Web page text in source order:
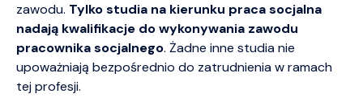
zawodu. Tylko studia na kierunku praca socjalna
nadają kwalifikacje do wykonywania zawodu
pracownika socjalnego. Żadne inne studia nie
upoważniają bezpośrednio do zatrudnienia w ramach
tej profesji.